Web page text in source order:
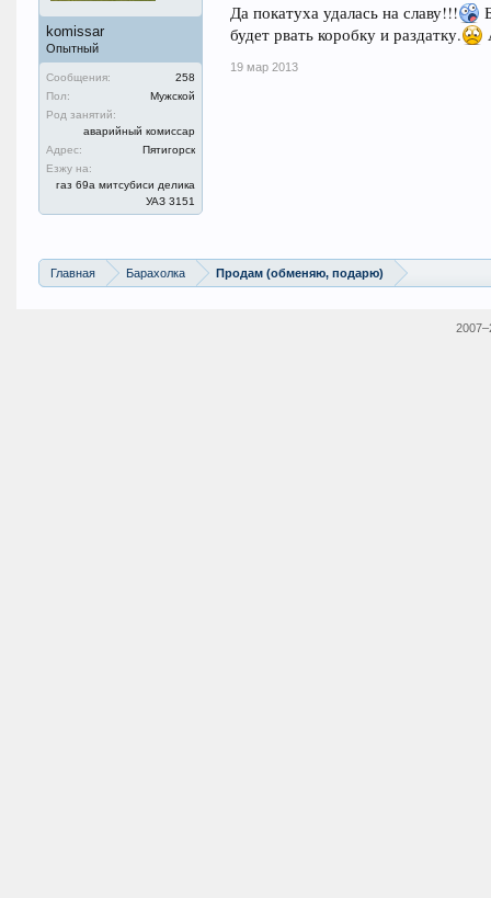
komissar
Опытный
Сообщения:
258
Пол:
Мужской
Род занятий:
аварийный комиссар
Адрес:
Пятигорск
Езжу на:
газ 69а митсубиси делика
УАЗ 3151
Да покатуха удалась на славу!!!
будет рвать коробку и раздатку.
19 мар 2013
Главная Барахолка Продам (обменяю, подарю)
2007–